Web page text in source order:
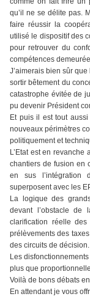
qu’il ne se délite pas.
faire réussir la
utilisé le dispositif des
pour retrouver du
compétences
J’aimerais bien sûr
sortir bêtement du
catastrophe évitée de
pu devenir Président
Et puis il est tout aussi
nouveaux périmètres
politiquement et
L’Etat est en
chantiers de fusion en
en sus l’intégration
superposent avec les
La logique des
devant l’obstacle de
clarification réelle
prélèvements des
des circuits de décision.
Les
plus que
Voilà de bons débats
En attendant je vous